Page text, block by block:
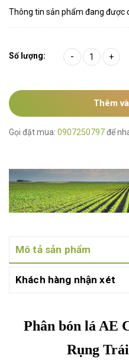
Thông tin sản phẩm đang được
Số lượng: - +
Thêm
Gọi đặt mua: 0907250797để
Mô tả sản phẩm
Khách hàng nhận xét
Phân bón lá AE
Rụng